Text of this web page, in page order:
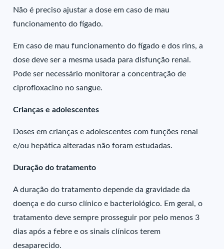
Não é preciso ajustar a dose em caso de mau
funcionamento do fígado.
Em caso de mau funcionamento do fígado e dos rins, a
dose deve ser a mesma usada para disfunção renal.
Pode ser necessário monitorar a concentração de
ciprofloxacino no sangue.
Crianças e adolescentes
Doses em crianças e adolescentes com funções renal
e/ou hepática alteradas não foram estudadas.
Duração do tratamento
A duração do tratamento depende da gravidade da
doença e do curso clínico e bacteriológico. Em geral, o
tratamento deve sempre prosseguir por pelo menos 3
dias após a febre e os sinais clínicos terem
desaparecido.